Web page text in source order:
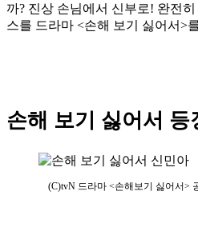
까? 진상 손님에서 신부로! 완전
스를 드라마 <손해 보기 싫어서>
손해 보기 싫어서
(C)tvN 드라마 <손해보기 싫어서>